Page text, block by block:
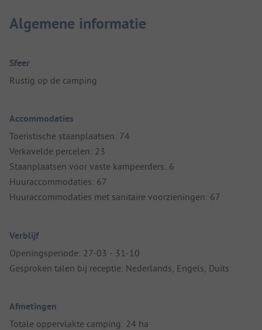
Algemene informatie
Sfeer
Rustig op de camping
Accommodaties
Toeristische staanplaatsen: 74
Verkavelde percelen: 23
Staanplaatsen voor vaste kampeerders: 6
Huuraccommodaties: 67
Huuraccommodaties met sanitaire voorzieningen: 67
Verblijf
Openingsperiode: 27-03 - 31-10
Gesproken talen bij receptie: Nederlands, Engels, Duits
Afmetingen
Totale oppervlakte camping: 24 ha